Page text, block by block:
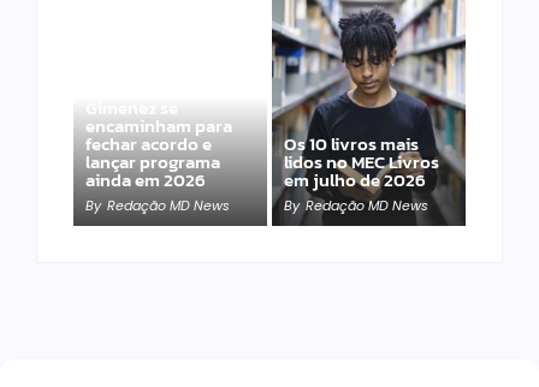
Gimenez se
encaminham para
fechar acordo e
lançar programa
ainda em 2026
By Redação MD News
Os 10 livros mais
lidos no MEC Livros
em julho de 2026
By Redação MD News